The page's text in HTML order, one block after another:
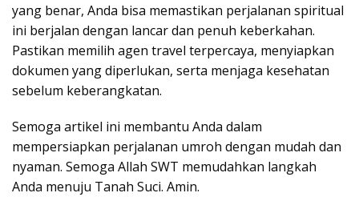
yang benar, Anda bisa memastikan perjalanan spiritual
ini berjalan dengan lancar dan penuh keberkahan.
Pastikan memilih agen travel terpercaya, menyiapkan
dokumen yang diperlukan, serta menjaga kesehatan
sebelum keberangkatan.
Semoga artikel ini membantu Anda dalam
mempersiapkan perjalanan umroh dengan mudah dan
nyaman. Semoga Allah SWT memudahkan langkah
Anda menuju Tanah Suci. Amin.